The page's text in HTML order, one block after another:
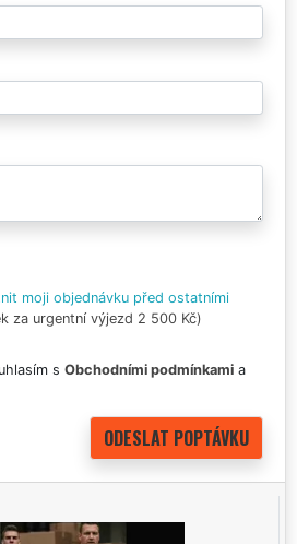
moji objednávku před ostatními
za urgentní výjezd 2 500 Kč)
s Obchodními podmínkami a